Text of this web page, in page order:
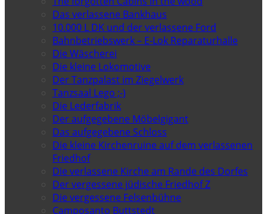
Das verlassene Bankhaus
10.000 L DK und der verlassene Ford
Bahnbetriebswerk – E-Lok Reparaturhalle
Die Wäscherei
Die kleine Lokomotive
Der Tanzpalast im Ziegelwerk
Tanzsaal Lego ;-)
Die Lederfabrik
Der aufgegebene Möbelgigant
Das aufgegebene Schloss
Die kleine Kirchenruine auf dem verlassenen
Friedhof
Die verlassene Kirche am Rande des Dorfes
Der vergessene jüdische Friedhof Z
Die vergessene Felsenbühne
Camposanto Buttstedt